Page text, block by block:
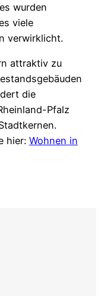
wurden
viele
verwirklicht.
attraktiv zu
die
Pfalz
hier: Wohnen in